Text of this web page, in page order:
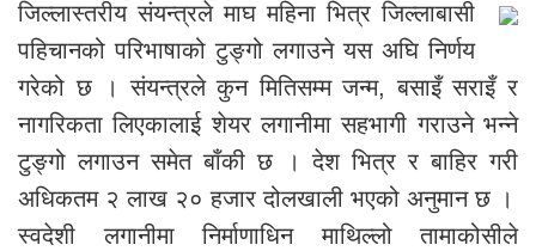
जिल्लास्तरीय संयन्त्रले माघ महिना भित्र जिल्लाबासी
पहिचानको परिभाषाको टुङ्गो लगाउने यस अघि निर्णय
गरेको छ । संयन्त्रले कुन मितिसम्म जन्म, बसाइँ सराइँ र
नागरिकता लिएकालाई शेयर लगानीमा सहभागी गराउने भन्ने
टुङ्गो लगाउन समेत बाँकी छ । देश भित्र र बाहिर गरी
अधिकतम २ लाख २० हजार दोलखाली भएको अनुमान छ ।
स्वदेशी लगानीमा निर्माणाधिन माथिल्लो तामाकोसीले